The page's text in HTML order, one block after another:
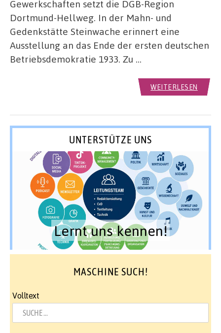
Gewerkschaften setzt die DGB-Region
Dortmund-Hellweg. In der Mahn- und
Gedenkstätte Steinwache erinnert eine
Ausstellung an das Ende der ersten deutschen
Betriebsdemokratie 1933. Zu …
WEITERLESEN
UNTERSTÜTZE UNS
Lernt uns kennen!
MASCHINE SUCH!
Volltext